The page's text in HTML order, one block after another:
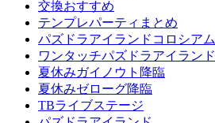
交換おすすめ
テンプレパーティまとめ
パズドラアイランドコロシアム
ワンタッチパズドラアイランド
夏休みガイノウト降臨
夏休みゼローグ降臨
TBライブステージ